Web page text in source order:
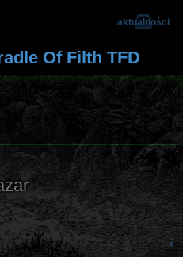
Of Filth TFD
aktualności